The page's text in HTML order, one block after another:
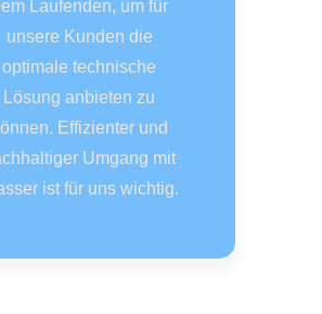
Laufenden, um für
unsere Kunden die
optimale technische
Lösung anbieten zu
Effizienter und
Umgang mit
ist für uns wichtig.